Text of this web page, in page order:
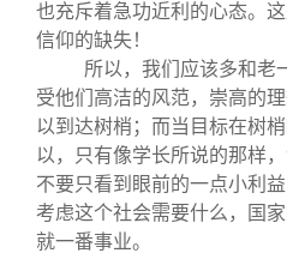
也充斥着急功近利的心态。
信仰的缺失！
所以，我们应该多和老
受他们高洁的风范，崇高的
以到达树梢；而当目标在树
以，只有像学长所说的那样
不要只看到眼前的一点小利
考虑这个社会需要什么，国
就一番事业。